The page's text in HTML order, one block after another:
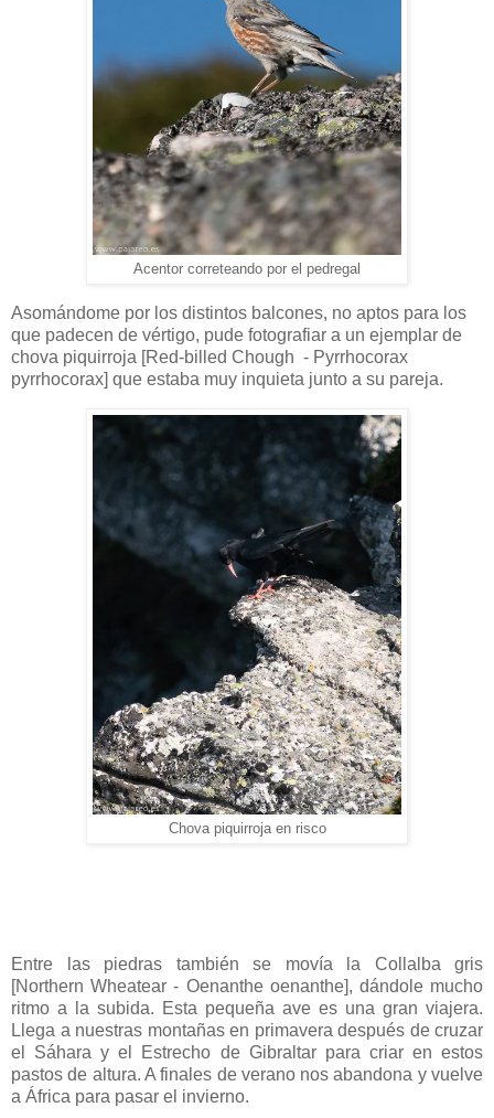
Acentor correteando por el pedregal
Asomándome por los distintos balcones, no aptos para los
que padecen de vértigo, pude fotografiar a un ejemplar de
chova piquirroja [Red-billed Chough - Pyrrhocorax
pyrrhocorax] que estaba muy inquieta junto a su pareja.
Chova piquirroja en risco
Entre las piedras también se movía la Collalba gris
[Northern Wheatear - Oenanthe oenanthe], dándole mucho
ritmo a la subida. Esta pequeña ave es una gran viajera.
Llega a nuestras montañas en primavera después de cruzar
el Sáhara y el Estrecho de Gibraltar para criar en estos
pastos de altura. A finales de verano nos abandona y vuelve
a África para pasar el invierno.